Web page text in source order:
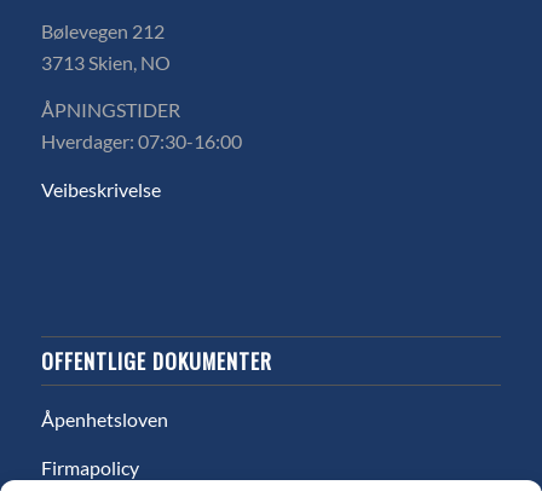
Bølevegen 212
3713 Skien, NO
ÅPNINGSTIDER
Hverdager: 07:30-16:00
Veibeskrivelse
OFFENTLIGE DOKUMENTER
Åpenhetsloven
Firmapolicy